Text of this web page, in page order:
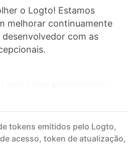
o Logto! Estamos
melhorar continuamente
com as
tokens emitidos pelo Logto,
acesso, token de atualização,